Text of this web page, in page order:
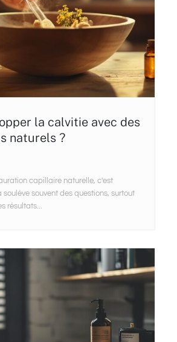
la calvitie avec des
naturels ?
capillaire naturelle, c'est
soulève souvent des questions, surtout
résultats...